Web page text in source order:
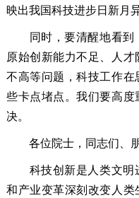
映出我国科技进步日新月
同时，要清醒地看到
原始创新能力不足、人
不高等问题，科技工作
些卡点堵点。我们要高
决。
各位院士，同志们、朋
科技创新是人类文明
和产业变革深刻改变人